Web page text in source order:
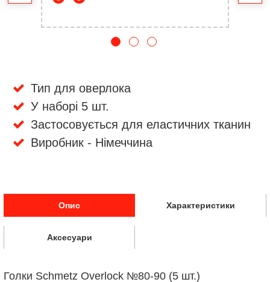
Тип для оверлока
У наборі 5 шт.
Застосовується для еластичних тканин
Виробник - Німеччина
Опис Характеристики
Аксесуари
Голки Schmetz Overlock №80-90 (5 шт.)